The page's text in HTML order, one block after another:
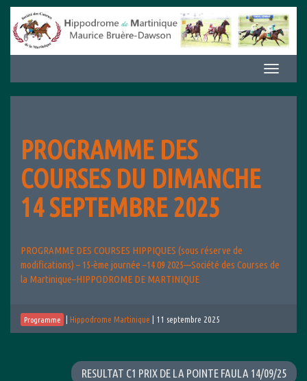
Aller
contenu
Afficher/
la
PROGRAMME DES
COURSES DU DIMANCHE
14 SEPTEMBRE 2025
PROGRAMME DES COURSES HIPPIQUES (sous réserve de
modifications) – 15-ème journée –14 09 2025—Société des Courses de
la Martinique–HIPPODROME DE MARTINIQUE
Programme | Hippodrome Martinique | 11 septembre 2025
RESULTAT C1 PRIX DE LA POINTE FAULA 14/09/25